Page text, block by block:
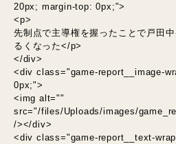
20px; margin-top: 0px;">
<p>
先制点で主導権を握ったことで戸田
るくなった</p>
</div>
<div class="game-report__image-
0px;">
<img alt=""
src="/files/Uploads/images/
/></div>
<div class="game-report__text-